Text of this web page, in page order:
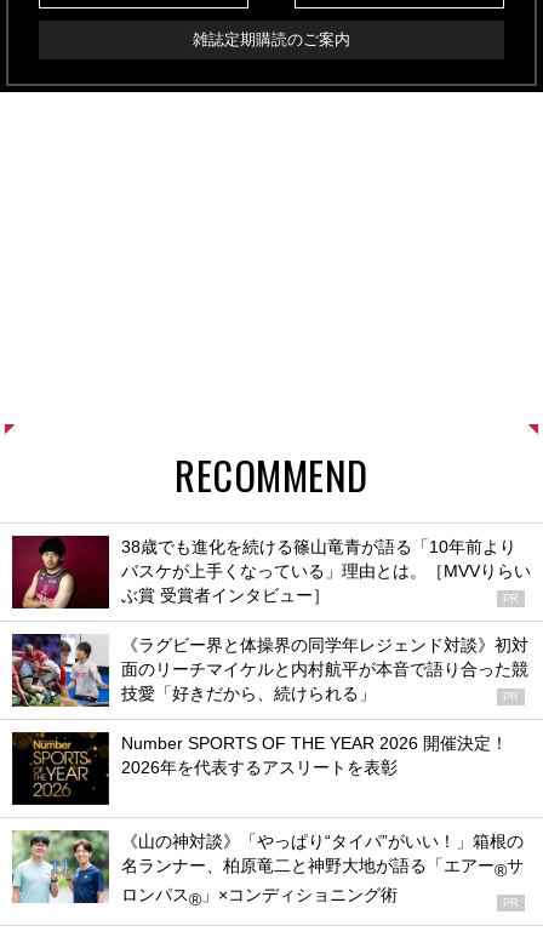
雑誌定期購読のご案内
RECOMMEND
38歳でも進化を続ける篠山竜青が語る「10年前より
バスケが上手くなっている」理由とは。［MVVりらい
ぶ賞 受賞者インタビュー］
PR
《ラグビー界と体操界の同学年レジェンド対談》初対
面のリーチマイケルと内村航平が本音で語り合った競
技愛「好きだから、続けられる」
PR
Number SPORTS OF THE YEAR 2026 開催決定！
2026年を代表するアスリートを表彰
《山の神対談》「やっぱり“タイパ”がいい！」箱根の
名ランナー、柏原竜二と神野大地が語る「エアー®サ
ロンパス® 」×コンディショニング術 PR